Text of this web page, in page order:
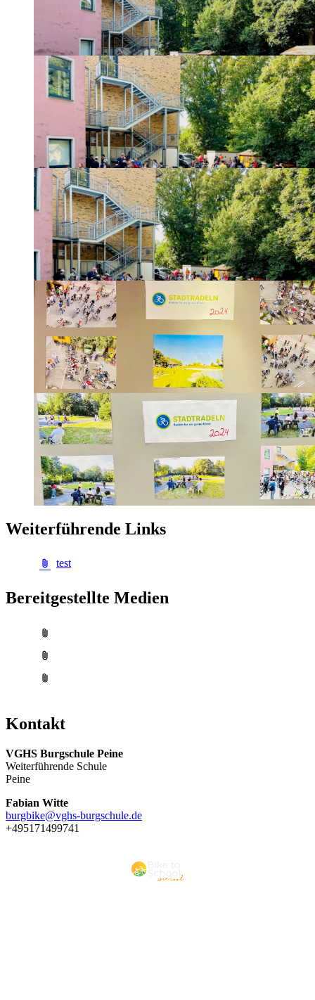
Wei­ter­füh­ren­de Links
test
Be­reit­ge­stell­te Me­di­en
Kon­takt
VGHS Burg­schu­le Pei­ne
Wei­ter­füh­ren­de Schu­le
Pei­ne
Fa­bi­an Wit­te
burg­bike@vghs-burg­schu­le.de
+495171499741